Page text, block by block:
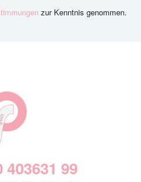
zur Kenntnis genommen.
403631 99